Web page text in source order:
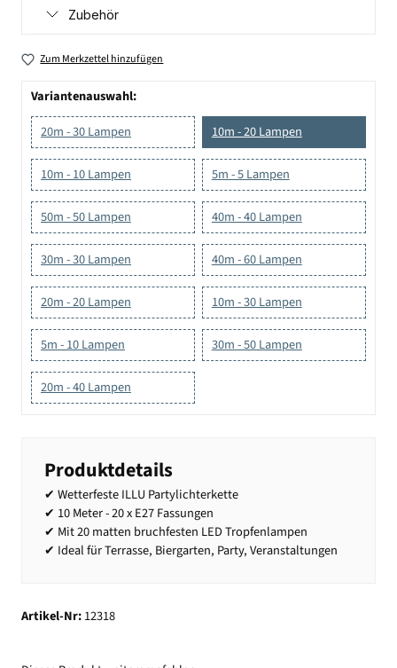
Zubehör
Zum Merkzettel hinzufügen
Variantenauswahl:
20m - 30 Lampen
10m - 20 Lampen
10m - 10 Lampen 5m - 5 Lampen
50m - 50 Lampen 40m - 40 Lampen
30m - 30 Lampen 40m - 60 Lampen
20m - 20 Lampen 10m - 30 Lampen
5m - 10 Lampen 30m - 50 Lampen
20m - 40 Lampen
Produktdetails
✔ Wetterfeste ILLU Partylichterkette
✔ 10 Meter - 20 x E27 Fassungen
✔ Mit 20 matten bruchfesten LED Tropfenlampen
✔ Ideal für Terrasse, Biergarten, Party, Veranstaltungen
Artikel-Nr:12318